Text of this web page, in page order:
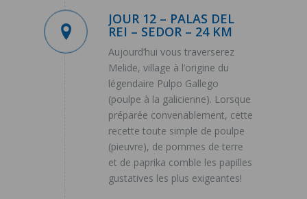
JOUR 12 – PALAS DEL
REI – SEDOR – 24 KM
Aujourd’hui vous traverserez
Melide, village à l’origine du
légendaire Pulpo Gallego
(poulpe à la galicienne). Lorsque
préparée convenablement, cette
recette toute simple de poulpe
(pieuvre), de pommes de terre
et de paprika comble les papilles
gustatives les plus exigeantes!